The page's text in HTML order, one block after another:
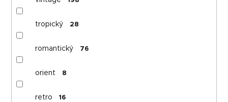
tropický 28
romantický 76
orient 8
retro 16